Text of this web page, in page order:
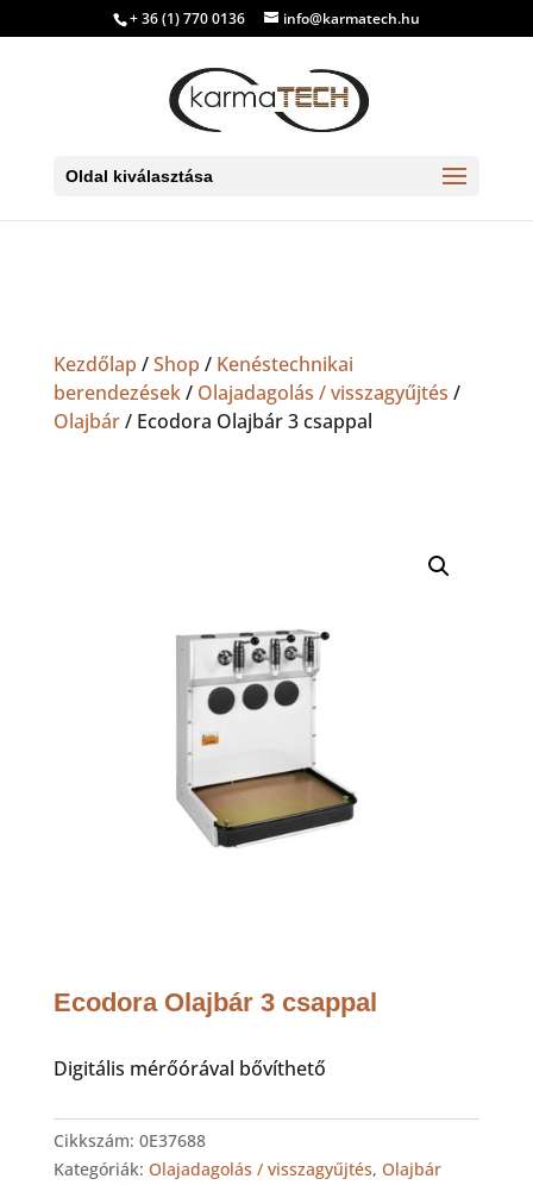
+ 36 (1) 770 0136 info@karmatech.hu
Oldal kiválasztása
Kezdőlap /Shop / Kenéstechnikai
berendezések/ Olajadagolás / visszagyűjtés /
Olajbár/ Ecodora Olajbár 3 csappal
Ecodora Olajbár 3 csappal
Digitális mérőórával bővíthető
Cikkszám: 0E37688
Kategóriák: Olajadagolás / visszagyűjtés, Olajbár